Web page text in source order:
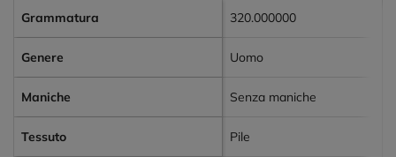
Grammatura 320.000000
Genere Uomo
Maniche Senza maniche
Tessuto Pile